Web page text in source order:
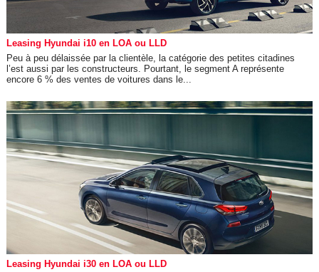
Leasing Hyundai i10 en LOA ou LLD
Peu à peu délaissée par la clientèle, la catégorie des petites citadines
l’est aussi par les constructeurs. Pourtant, le segment A représente
encore 6 % des ventes de voitures dans le...
Leasing Hyundai i30 en LOA ou LLD